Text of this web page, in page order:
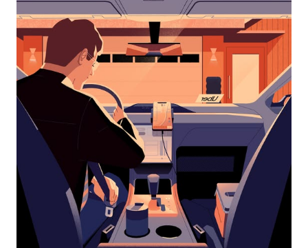
浏
日
并
期。
按
退